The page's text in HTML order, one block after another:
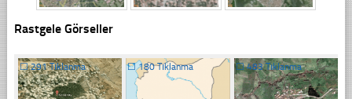
Rastgele Görseller
☐291 Tıklanma ☐180 Tıklanma ☐483 Tıklanma